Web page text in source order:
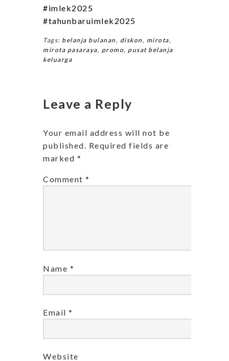
#imlek2025
#tahunbaruimlek2025
Tags: belanja bulanan, diskon, mirota,
mirota pasaraya, promo, pusat belanja
keluarga
Leave a Reply
Your email address will not be
published. Required fields are
marked *
Comment *
Name *
Email *
Website